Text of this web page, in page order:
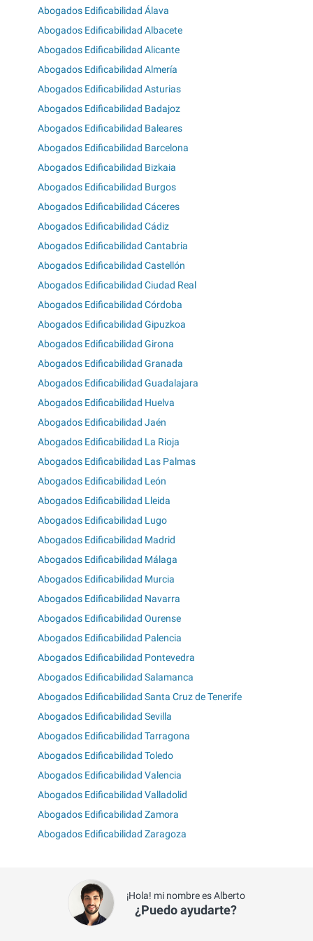
Abogados Edificabilidad Álava
Abogados Edificabilidad Albacete
Abogados Edificabilidad Alicante
Abogados Edificabilidad Almería
Abogados Edificabilidad Asturias
Abogados Edificabilidad Badajoz
Abogados Edificabilidad Baleares
Abogados Edificabilidad Barcelona
Abogados Edificabilidad Bizkaia
Abogados Edificabilidad Burgos
Abogados Edificabilidad Cáceres
Abogados Edificabilidad Cádiz
Abogados Edificabilidad Cantabria
Abogados Edificabilidad Castellón
Abogados Edificabilidad Ciudad Real
Abogados Edificabilidad Córdoba
Abogados Edificabilidad Gipuzkoa
Abogados Edificabilidad Girona
Abogados Edificabilidad Granada
Abogados Edificabilidad Guadalajara
Abogados Edificabilidad Huelva
Abogados Edificabilidad Jaén
Abogados Edificabilidad La Rioja
Abogados Edificabilidad Las Palmas
Abogados Edificabilidad León
Abogados Edificabilidad Lleida
Abogados Edificabilidad Lugo
Abogados Edificabilidad Madrid
Abogados Edificabilidad Málaga
Abogados Edificabilidad Murcia
Abogados Edificabilidad Navarra
Abogados Edificabilidad Ourense
Abogados Edificabilidad Palencia
Abogados Edificabilidad Pontevedra
Abogados Edificabilidad Salamanca
Abogados Edificabilidad Santa Cruz de Tenerife
Abogados Edificabilidad Sevilla
Abogados Edificabilidad Tarragona
Abogados Edificabilidad Toledo
Abogados Edificabilidad Valencia
Abogados Edificabilidad Valladolid
Abogados Edificabilidad Zamora
Abogados Edificabilidad Zaragoza
¡Hola! mi nombre es Alberto
¿Puedo ayudarte?